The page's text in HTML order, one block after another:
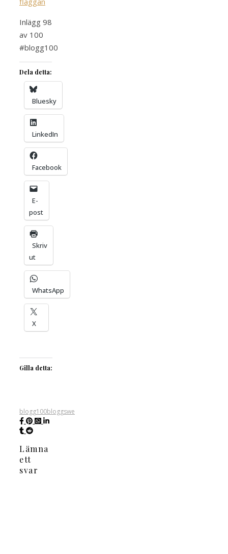
Inlägg 98
av 100
#blogg100
Dela detta:
Bluesky
LinkedIn
Facebook
E-
post
Skriv
ut
WhatsApp
X
Gilla detta:
blogg100bloggswe
Lämna
ett
svar